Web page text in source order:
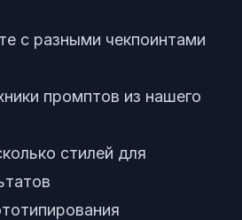
с разными чекпоинтами
промптов из нашего
стилей для